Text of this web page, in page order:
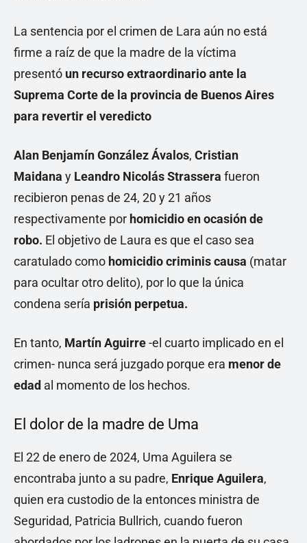
La sentencia por el crimen de Lara aún no está
firme a raíz de que la madre de la víctima
presentó un recurso extraordinario ante la
Suprema Corte de la provincia de Buenos Aires
para revertir el veredicto
Alan Benjamín González Ávalos, Cristian
Maidana y Leandro Nicolás Strassera fueron
recibieron penas de 24, 20 y 21 años
respectivamente por homicidio en ocasión de
robo. El objetivo de Laura es que el caso sea
caratulado como homicidio criminis causa (matar
para ocultar otro delito), por lo que la única
condena sería prisión perpetua.
En tanto, Martín Aguirre-el cuarto implicado en el
crimen- nunca será juzgado porque era menor de
edad al momento de los hechos.
El dolor de la madre de Uma
El 22 de enero de 2024, Uma Aguilera se
encontraba junto a su padre, Enrique Aguilera,
quien era custodio de la entonces ministra de
Seguridad, Patricia Bullrich, cuando fueron